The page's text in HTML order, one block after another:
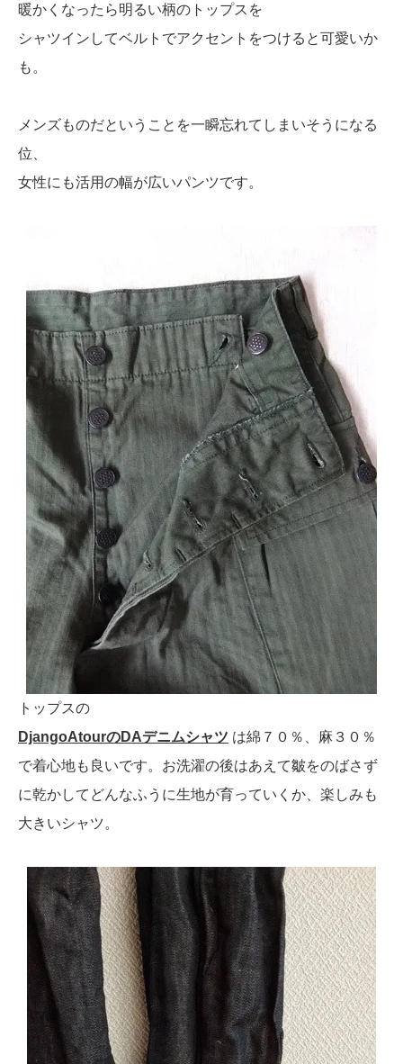
暖かくなったら明るい柄のトップスを
シャツインしてベルトでアクセントをつけると可愛いか
も。
メンズものだということを一瞬忘れてしまいそうになる
位、
女性にも活用の幅が広いパンツです。
トップスの
DjangoAtourのDAデニムシャツ は綿７０％、麻３０％
で着心地も良いです。お洗濯の後はあえて皺をのばさず
に乾かしてどんなふうに生地が育っていくか、楽しみも
大きいシャツ。